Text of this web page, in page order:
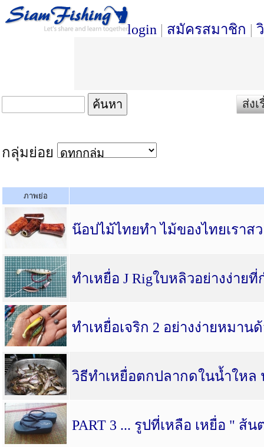
login | สมัครสมาชิก |
ส่งเ
กลุ่มย่อย
ภาพย่อ
น๊อปไม้ไทยทำ ไม้ของไทยเรา
ทำเหยื่อ J Rigใบหลิวอย่างง่าย
ทำเหยื่อเจริก 2 อย่างง่ายหมาน
วิธีทำเหยื่อตกปลากดในน้ำใหล
PART 3 ... รูปที่เหลือ เหยื่อ " ส้